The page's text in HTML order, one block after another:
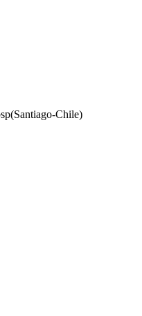
Chile)